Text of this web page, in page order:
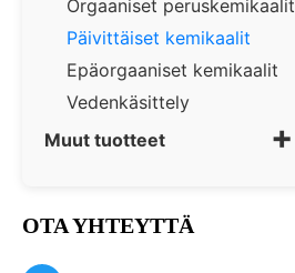
Orgaaniset peruskemikaalit
Päivittäiset kemikaalit
Epäorgaaniset kemikaalit
Vedenkäsittely
Muut tuotteet
+
OTA YHTEYTTÄ